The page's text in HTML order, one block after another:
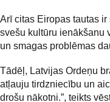
Arī citas Eiropas tautas
svešu kultūru ienākšanu
un smagas problēmas
Tādēļ, Latvijas Ordeņu
atļauju tirdzniecību un
drošu nākotni.”, teikts